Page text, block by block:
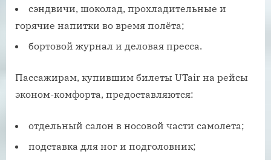
сэндвичи, шоколад, прохладительные и
горячие напитки во время полёта;
бортовой журнал и деловая пресса.
Пассажирам, купившим билеты UTair на рейсы
эконом-комфорта, предоставляются:
отдельный салон в носовой части самолета;
подставка для ног и подголовник;